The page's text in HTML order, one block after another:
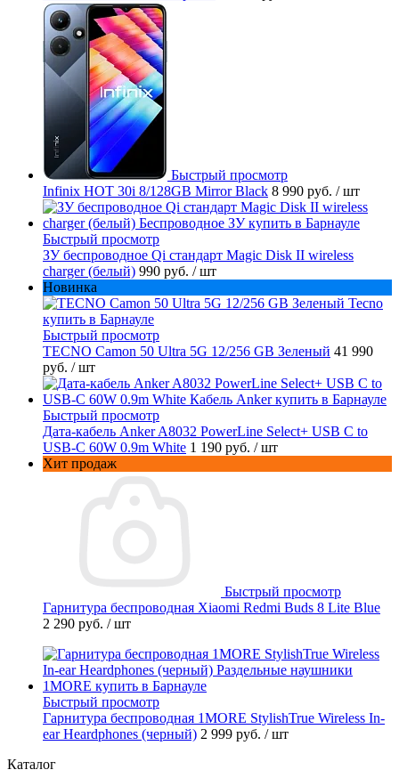
Быстрый просмотр
Infinix HOT 30i 8/128GB Mirror Black 8 990 руб. / шт
Быстрый просмотр
ЗУ беспроводное Qi стандарт Magic Disk II wireless
charger (белый) 990 руб. / шт
Новинка
Быстрый просмотр
TECNO Camon 50 Ultra 5G 12/256 GB Зеленый 41 990
руб. / шт
Быстрый просмотр
Дата-кабель Anker A8032 PowerLine Select+ USB C to
USB-C 60W 0.9m White 1 190 руб. / шт
Хит продаж
Быстрый просмотр
Гарнитура беспроводная Xiaomi Redmi Buds 8 Lite Blue
2 290 руб. / шт
Быстрый просмотр
Гарнитура беспроводная 1MORE StylishTrue Wireless In-
ear Heardphones (черный) 2 999 руб. / шт
Каталог